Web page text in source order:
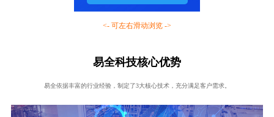
<- 可左右滑动浏览 ->
易全科技核心优势
易全依据丰富的行业经验，制定了3大核心技术，充分满足客户需求。